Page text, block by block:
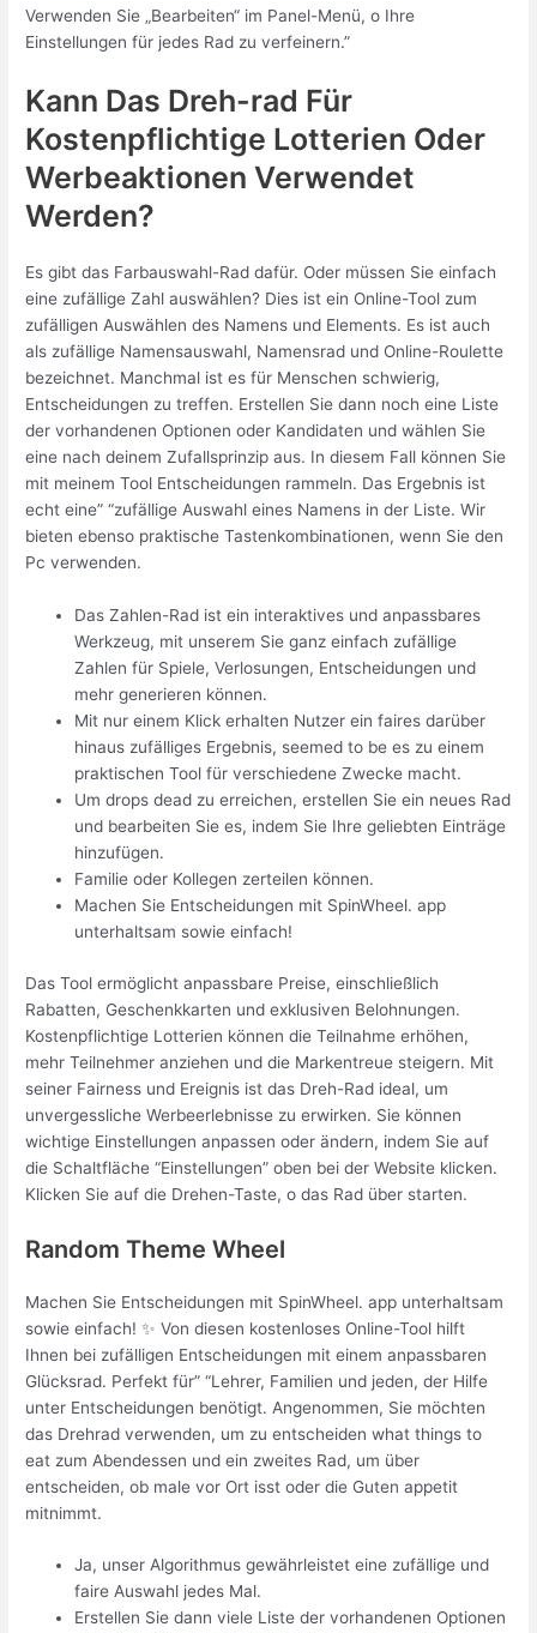
Verwenden Sie „Bearbeiten“ im Panel-Menü, o Ihre
Einstellungen für jedes Rad zu verfeinern.”
Kann Das Dreh-rad Für
Kostenpflichtige Lotterien Oder
Werbeaktionen Verwendet
Werden?
Es gibt das Farbauswahl-Rad dafür. Oder müssen Sie einfach
eine zufällige Zahl auswählen? Dies ist ein Online-Tool zum
zufälligen Auswählen des Namens und Elements. Es ist auch
als zufällige Namensauswahl, Namensrad und Online-Roulette
bezeichnet. Manchmal ist es für Menschen schwierig,
Entscheidungen zu treffen. Erstellen Sie dann noch eine Liste
der vorhandenen Optionen oder Kandidaten und wählen Sie
eine nach deinem Zufallsprinzip aus. In diesem Fall können Sie
mit meinem Tool Entscheidungen rammeln. Das Ergebnis ist
echt eine” “zufällige Auswahl eines Namens in der Liste. Wir
bieten ebenso praktische Tastenkombinationen, wenn Sie den
Pc verwenden.
Das Zahlen-Rad ist ein interaktives und anpassbares
Werkzeug, mit unserem Sie ganz einfach zufällige
Zahlen für Spiele, Verlosungen, Entscheidungen und
mehr generieren können.
Mit nur einem Klick erhalten Nutzer ein faires darüber
hinaus zufälliges Ergebnis, seemed to be es zu einem
praktischen Tool für verschiedene Zwecke macht.
Um drops dead zu erreichen, erstellen Sie ein neues Rad
und bearbeiten Sie es, indem Sie Ihre geliebten Einträge
hinzufügen.
Familie oder Kollegen zerteilen können.
Machen Sie Entscheidungen mit SpinWheel. app
unterhaltsam sowie einfach!
Das Tool ermöglicht anpassbare Preise, einschließlich
Rabatten, Geschenkkarten und exklusiven Belohnungen.
Kostenpflichtige Lotterien können die Teilnahme erhöhen,
mehr Teilnehmer anziehen und die Markentreue steigern. Mit
seiner Fairness und Ereignis ist das Dreh-Rad ideal, um
unvergessliche Werbeerlebnisse zu erwirken. Sie können
wichtige Einstellungen anpassen oder ändern, indem Sie auf
die Schaltfläche “Einstellungen” oben bei der Website klicken.
Klicken Sie auf die Drehen-Taste, o das Rad über starten.
Random Theme Wheel
Machen Sie Entscheidungen mit SpinWheel. app unterhaltsam
sowie einfach! ✨ Von diesen kostenloses Online-Tool hilft
Ihnen bei zufälligen Entscheidungen mit einem anpassbaren
Glücksrad. Perfekt für” “Lehrer, Familien und jeden, der Hilfe
unter Entscheidungen benötigt. Angenommen, Sie möchten
das Drehrad verwenden, um zu entscheiden what things to
eat zum Abendessen und ein zweites Rad, um über
entscheiden, ob male vor Ort isst oder die Guten appetit
mitnimmt.
Ja, unser Algorithmus gewährleistet eine zufällige und
faire Auswahl jedes Mal.
Erstellen Sie dann viele Liste der vorhandenen Optionen